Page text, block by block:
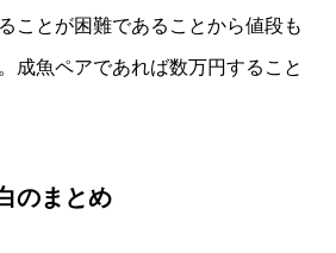
ことが困難であることから値段も
成魚ペアであれば数万円すること
のまとめ